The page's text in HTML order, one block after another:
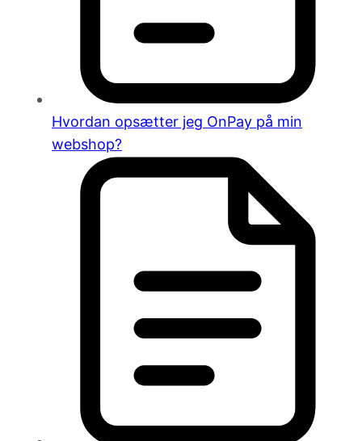
Hvordan opsætter jeg OnPay på min
webshop?